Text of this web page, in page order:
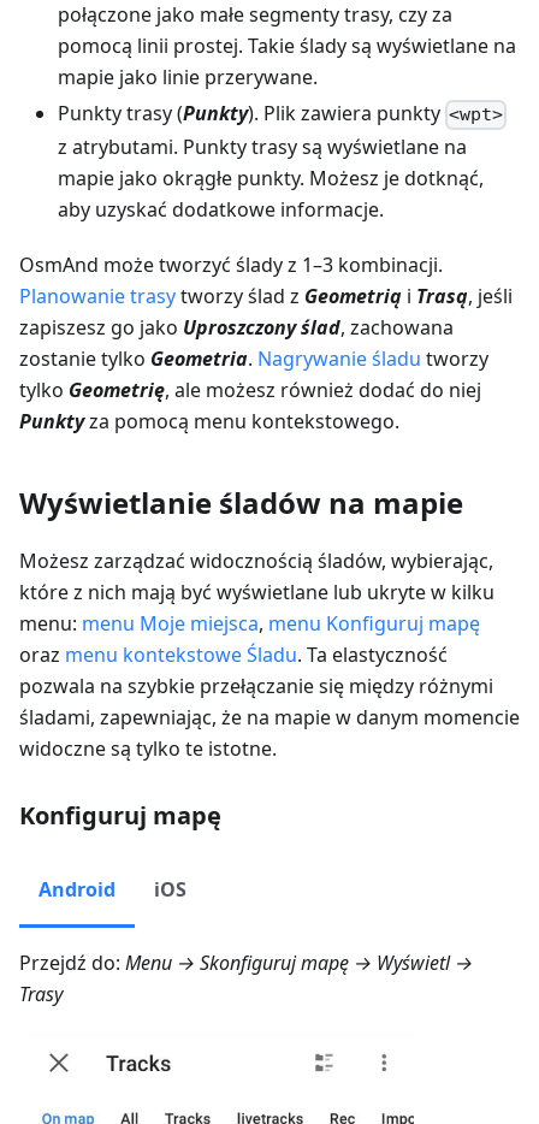
połączone jako małe segmenty trasy, czy za
pomocą linii prostej. Takie ślady są wyświetlane na
mapie jako linie przerywane.
Punkty trasy (Punkty). Plik zawiera punkty <wpt>
z atrybutami. Punkty trasy są wyświetlane na
mapie jako okrągłe punkty. Możesz je dotknąć,
aby uzyskać dodatkowe informacje.
OsmAnd może tworzyć ślady z 1–3 kombinacji.
Planowanie trasytworzy ślad z Geometrią i Trasą, jeśli
zapiszesz go jako Uproszczony ślad, zachowana
zostanie tylko Geometria. Nagrywanie śladu tworzy
tylko Geometrię, ale możesz również dodać do niej
Punktyza pomocą menu kontekstowego.
Wyświetlanie śladów na mapie
Możesz zarządzać widocznością śladów, wybierając,
które z nich mają być wyświetlane lub ukryte w kilku
menu: menu Moje miejsca, menu Konfiguruj mapę
oraz menu kontekstowe Śladu. Ta elastyczność
pozwala na szybkie przełączanie się między różnymi
śladami, zapewniając, że na mapie w danym momencie
widoczne są tylko te istotne.
Konfiguruj mapę
Android iOS
Przejdź do: Menu → Skonfiguruj mapę → Wyświetl →
Trasy